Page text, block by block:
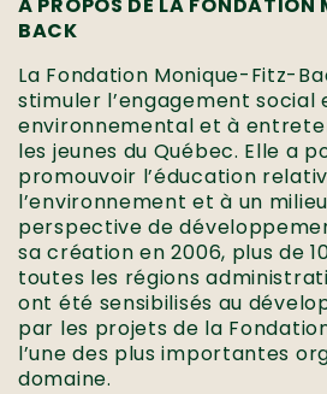
BACK
La Fondation Monique-Fitz-
stimuler l’engagement social
environnemental et à
les jeunes du Québec. Elle a
promouvoir l’éducation
l’environnement et à un
perspective de
sa création en 2006, plus de
toutes les régions
ont été sensibilisés au
par les projets de la
l’une des plus importantes
domaine.